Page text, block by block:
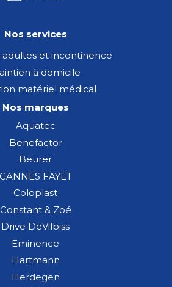
Nos services
adultes et incontinence
à domicile
matériel médical
Nos marques
Aquatec
Benefactor
Beurer
CANNES FAYET
Coloplast
Constant & Zoé
Drive DeVilbiss
Eminence
Hartmann
Herdegen